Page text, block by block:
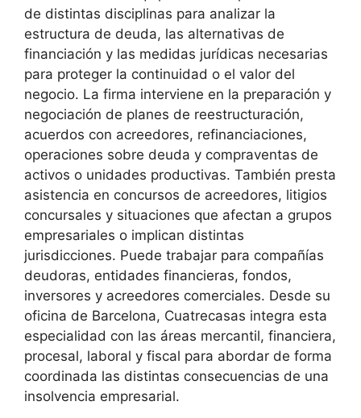
de distintas disciplinas para analizar la
estructura de deuda, las alternativas de
financiación y las medidas jurídicas necesarias
para proteger la continuidad o el valor del
negocio. La firma interviene en la preparación y
negociación de planes de reestructuración,
acuerdos con acreedores, refinanciaciones,
operaciones sobre deuda y compraventas de
activos o unidades productivas. También presta
asistencia en concursos de acreedores, litigios
concursales y situaciones que afectan a grupos
empresariales o implican distintas
jurisdicciones. Puede trabajar para compañías
deudoras, entidades financieras, fondos,
inversores y acreedores comerciales. Desde su
oficina de Barcelona, Cuatrecasas integra esta
especialidad con las áreas mercantil, financiera,
procesal, laboral y fiscal para abordar de forma
coordinada las distintas consecuencias de una
insolvencia empresarial.